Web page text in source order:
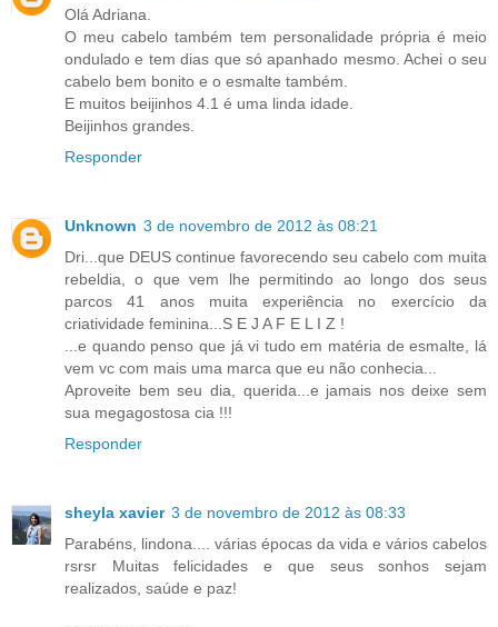
Olá Adriana.
O meu cabelo também tem personalidade própria é meio
ondulado e tem dias que só apanhado mesmo. Achei o seu
cabelo bem bonito e o esmalte também.
E muitos beijinhos 4.1 é uma linda idade.
Beijinhos grandes.
Responder
Unknown 3 de novembro de 2012 às 08:21
Dri...que DEUS continue favorecendo seu cabelo com muita
rebeldia, o que vem lhe permitindo ao longo dos seus
parcos 41 anos muita experiência no exercício da
criatividade feminina...S E J A F E L I Z !
...e quando penso que já vi tudo em matéria de esmalte, lá
vem vc com mais uma marca que eu não conhecia...
Aproveite bem seu dia, querida...e jamais nos deixe sem
sua megagostosa cia !!!
Responder
sheyla xavier 3 de novembro de 2012 às 08:33
Parabéns, lindona.... várias épocas da vida e vários cabelos
rsrsr Muitas felicidades e que seus sonhos sejam
realizados, saúde e paz!